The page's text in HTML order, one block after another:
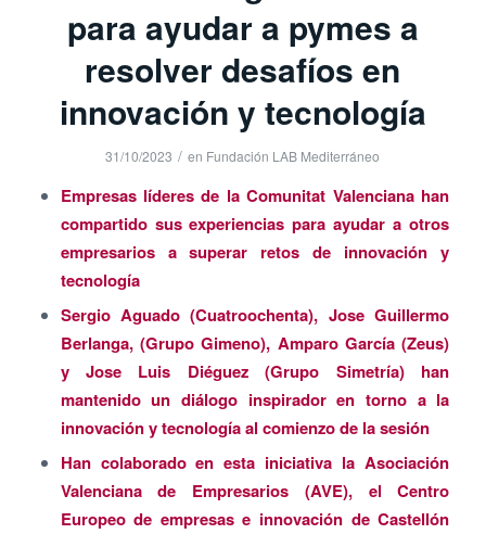
para ayudar a pymes a
resolver desafíos en
innovación y tecnología
31/10/2023 / en Fundación LAB Mediterráneo
Empresas líderes de la Comunitat Valenciana han
compartido sus experiencias para ayudar a otros
empresarios a superar retos de innovación y
tecnología
Sergio Aguado (Cuatroochenta), Jose Guillermo
Berlanga, (Grupo Gimeno), Amparo García (Zeus)
y Jose Luis Diéguez (Grupo Simetría) han
mantenido un diálogo inspirador en torno a la
innovación y tecnología al comienzo de la sesión
Han colaborado en esta iniciativa la Asociación
Valenciana de Empresarios (AVE), el Centro
Europeo de empresas e innovación de Castellón